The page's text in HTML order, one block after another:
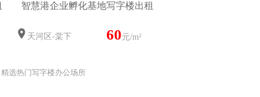
智慧港企业孵化基地写字楼出租
天河区-棠下 60元/m²
选热门写字楼办公场所